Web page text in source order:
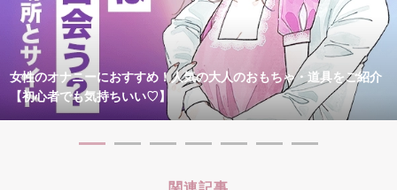
女性のオナニーにおすすめ！人気の大人のおもちゃ・道具をご紹介
【初心者でも気持ちいい♡】